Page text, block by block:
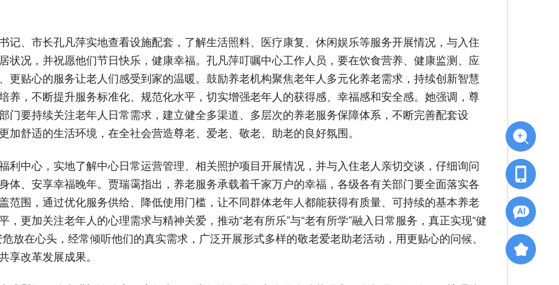
记、市长孔凡萍实地查看设施配套，了解生活照料、医疗康复、休闲娱乐等服务开展情况，与入住
状况，并祝愿他们节日快乐，健康幸福。孔凡萍叮嘱中心工作人员，要在饮食营养、健康监测、应
更贴心的服务让老人们感受到家的温暖。鼓励养老机构聚焦老年人多元化养老需求，持续创新智慧
养，不断提升服务标准化、规范化水平，切实增强老年人的获得感、幸福感和安全感。她强调，尊
门要持续关注老年人日常需求，建立健全多渠道、多层次的养老服务保障体系，不断完善配套设
舒适的生活环境，在全社会营造尊老、爱老、敬老、助老的良好氛围。
利中心，实地了解中心日常运营管理、相关照护项目开展情况，并与入住老人亲切交谈，仔细询问
体、安享幸福晚年。贾瑞霭指出，养老服务承载着千家万户的幸福，各级各有关部门要全面落实各
范围，通过优化服务供给、降低使用门槛，让不同群体老年人都能获得有质量、可持续的基本养老
更加关注老年人的心理需求与精神关爱，推动“老有所乐”与“老有所学”融入日常服务，真正实现“健
放在心头，经常倾听他们的真实需求，广泛开展形式多样的敬老爱老助老活动，用更贴心的问候、
享改革发展成果。